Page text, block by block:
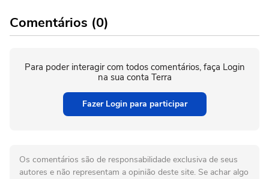
Comentários (0)
Para poder interagir com todos comentários, faça Login
na sua conta Terra
Fazer Login para participar
Os comentários são de responsabilidade exclusiva de seus
autores e não representam a opinião deste site. Se achar algo